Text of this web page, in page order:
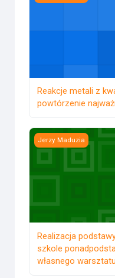
Reakcje metali z
powtórzenie
Realizacja
Jerzy Maduzia
Realizacja
szkole
własnego